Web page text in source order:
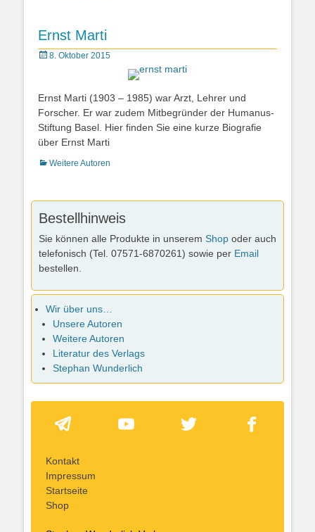
Ernst Marti
Posted
8. Oktober 2015
Ernst Marti (1903 – 1985) war Arzt, Lehrer und
Forscher. Er war zudem Mitbegründer der Humanus-
Stiftung Basel. Hier finden Sie eine kurze Biografie
über Ernst Marti
Kategorien
Weitere Autoren
Bestellhinweis
Sie können alle Produkte in unserem Shop oder auch
telefonisch (Tel. 07571-6870261) sowie per Email
bestellen.
Wir über uns…
Unsere Autoren
Weitere Autoren
Literatur des Verlags
Stephan Wunderlich
Kontakt
Impressum
Startseite
Shop